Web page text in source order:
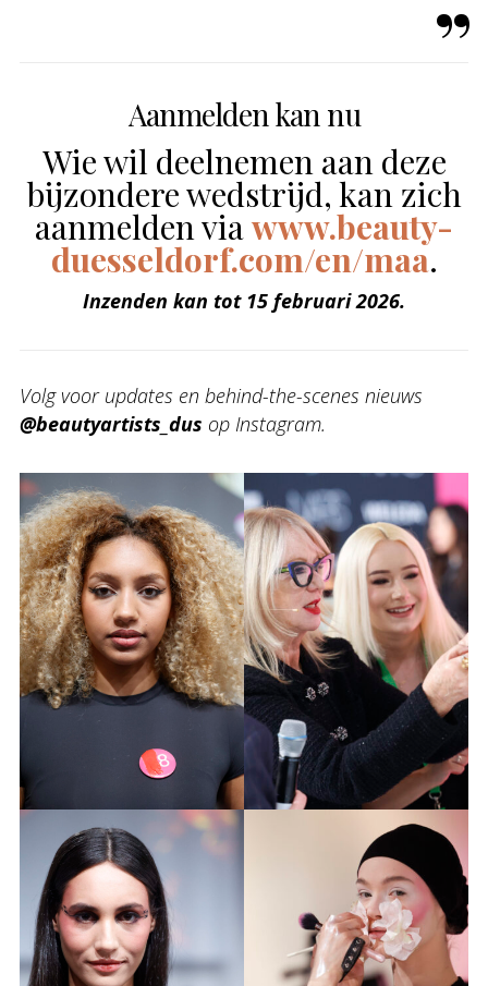
Aanmelden kan nu
Wie wil deelnemen aan deze
bijzondere wedstrijd, kan zich
aanmelden viawww.beauty-
duesseldorf.com/en/maa.
Inzenden kan tot 15 februari 2026.
Volg voor updates en behind-the-scenes nieuws
@beautyartists_dus op Instagram.